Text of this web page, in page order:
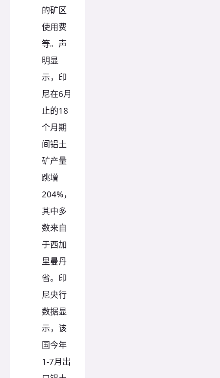
的矿区
使用费
等。声
明显
示，印
尼在6月
止的18
个月期
间铝土
矿产量
跳增
204%，
其中多
数来自
于西加
里曼丹
省。印
尼央行
数据显
示，该
国今年
1-7月出